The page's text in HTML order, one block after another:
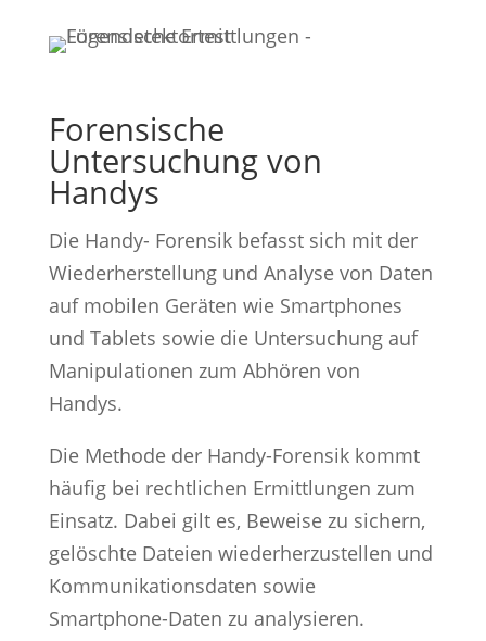
Forensische
Untersuchung von
Handys
Die Handy- Forensik befasst sich mit der
Wiederherstellung und Analyse von Daten
auf mobilen Geräten wie Smartphones
und Tablets sowie die Untersuchung auf
Manipulationen zum Abhören von
Handys.
Die Methode der Handy-Forensik kommt
häufig bei rechtlichen Ermittlungen zum
Einsatz. Dabei gilt es, Beweise zu sichern,
gelöschte Dateien wiederherzustellen und
Kommunikationsdaten sowie
Smartphone-Daten zu analysieren.